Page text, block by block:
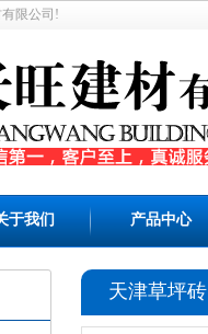
限公司!
于我们 产品中心
天津草坪砖